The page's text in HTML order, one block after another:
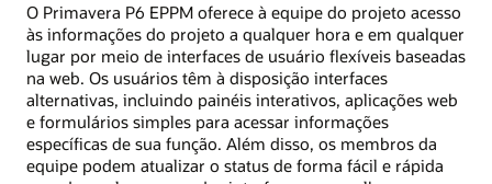
O Primavera P6 EPPM oferece à equipe do projeto acesso
às informações do projeto a qualquer hora e em qualquer
lugar por meio de interfaces de usuário flexíveis baseadas
na web. Os usuários têm à disposição interfaces
alternativas, incluindo painéis interativos, aplicações web
e formulários simples para acessar informações
específicas de sua função. Além disso, os membros da
equipe podem atualizar o status de forma fácil e rápida